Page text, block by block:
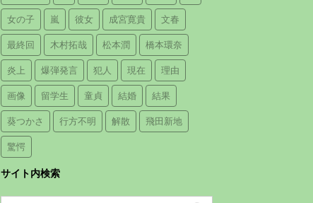
女の子 嵐 彼女 成宮寛貴 文春
最終回 木村拓哉 松本潤 橋本環奈
炎上 爆弾発言 犯人 現在 理由
画像 留学生 童貞 結婚 結果
葵つかさ 行方不明 解散 飛田新地
驚愕
サイト内検索